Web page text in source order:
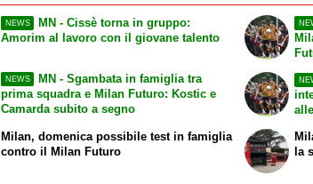
NEWS
MN - Cissè torna in gruppo:
Amorim al lavoro con il giovane talento
NEWS
MN - Sgambata in famiglia tra
prima squadra e Milan Futuro: Kostic e
Camarda subito a segno
Milan, domenica possibile test in famiglia
contro il Milan Futuro
la